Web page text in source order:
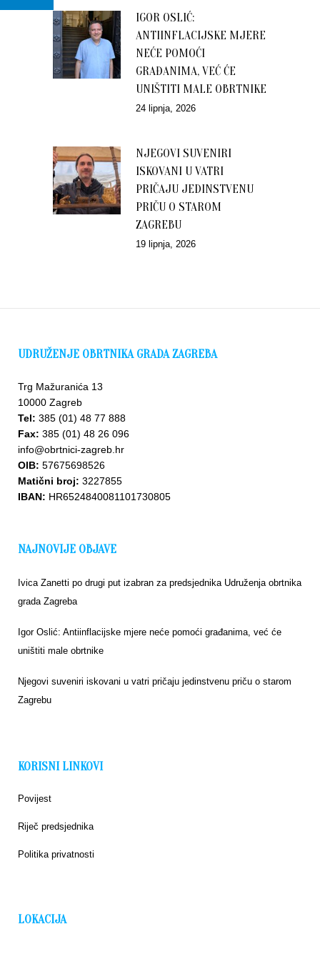
IGOR OSLIĆ:
ANTIINFLACIJSKE MJERE
NEĆE POMOĆI
GRAĐANIMA, VEĆ ĆE
UNIŠTITI MALE OBRTNIKE
24 lipnja, 2026
NJEGOVI SUVENIRI
ISKOVANI U VATRI
PRIČAJU JEDINSTVENU
PRIČU O STAROM
ZAGREBU
19 lipnja, 2026
UDRUŽENJE OBRTNIKA GRADA ZAGREBA
Trg Mažuranića 13
10000 Zagreb
Tel: 385 (01) 48 77 888
Fax: 385 (01) 48 26 096
info@obrtnici-zagreb.hr
OIB: 57675698526
Matični broj: 3227855
IBAN: HR6524840081101730805
NAJNOVIJE OBJAVE
Ivica Zanetti po drugi put izabran za predsjednika Udruženja obrtnika
grada Zagreba
Igor Oslić: Antiinflacijske mjere neće pomoći građanima, već će
uništiti male obrtnike
Njegovi suveniri iskovani u vatri pričaju jedinstvenu priču o starom
Zagrebu
KORISNI LINKOVI
Povijest
Riječ predsjednika
Politika privatnosti
LOKACIJA